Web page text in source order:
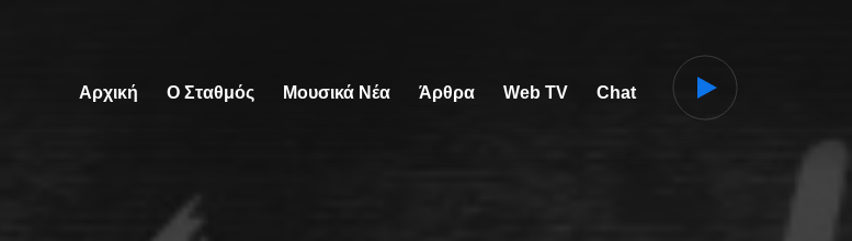
Αρχική Ο Σταθμός Μουσικά Νέα Άρθρα Web TV Chat